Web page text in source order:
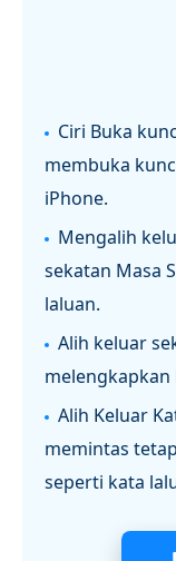
Ciri Buka
membuka
iPhone.
Mengalih
sekatan Masa
laluan.
Alih keluar
melengkapkan
Alih Keluar
memintas
seperti kata